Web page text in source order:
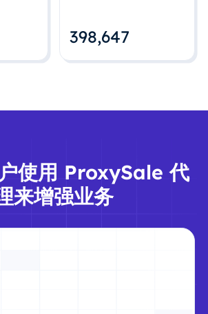
398,648
使用 ProxySale 代
来增强业务